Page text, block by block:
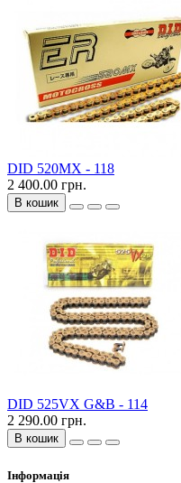
DID 520MX - 118
2 400.00 грн.
В кошик
DID 525VX G&B - 114
2 290.00 грн.
В кошик
Інформація